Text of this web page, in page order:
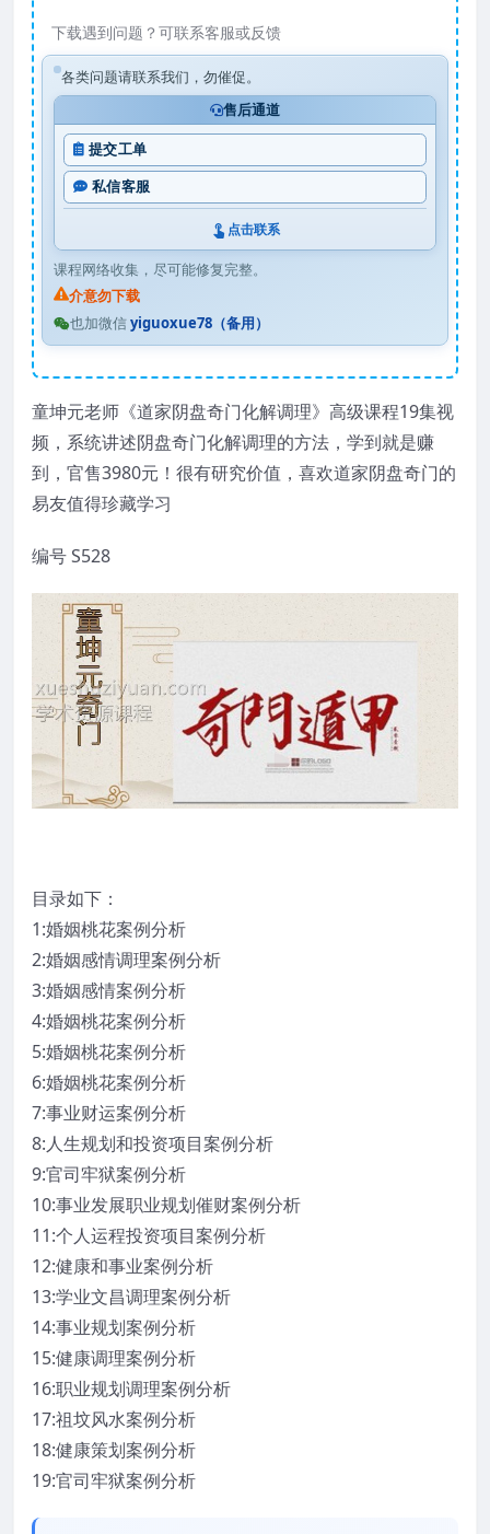
下载遇到问题？可联系客服或反馈
各类问题请联系我们，勿催促。
售后通道
提交工单
私信客服
点击联系
课程网络收集，尽可能修复完整。
介意勿下载
也加微信yiguoxue78（备用）
童坤元老师《道家阴盘奇门化解调理》高级课程19集视
频，系统讲述阴盘奇门化解调理的方法，学到就是赚
到，官售3980元！很有研究价值，喜欢道家阴盘奇门的
易友值得珍藏学习
编号 S528
目录如下：
1:婚姻桃花案例分析
2:婚姻感情调理案例分析
3:婚姻感情案例分析
4:婚姻桃花案例分析
5:婚姻桃花案例分析
6:婚姻桃花案例分析
7:事业财运案例分析
8:人生规划和投资项目案例分析
9:官司牢狱案例分析
10:事业发展职业规划催财案例分析
11:个人运程投资项目案例分析
12:健康和事业案例分析
13:学业文昌调理案例分析
14:事业规划案例分析
15:健康调理案例分析
16:职业规划调理案例分析
17:祖坟风水案例分析
18:健康策划案例分析
19:官司牢狱案例分析